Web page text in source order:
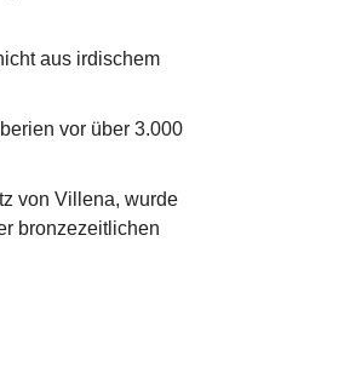
aus irdischem
vor über 3.000
von Villena, wurde
bronzezeitlichen